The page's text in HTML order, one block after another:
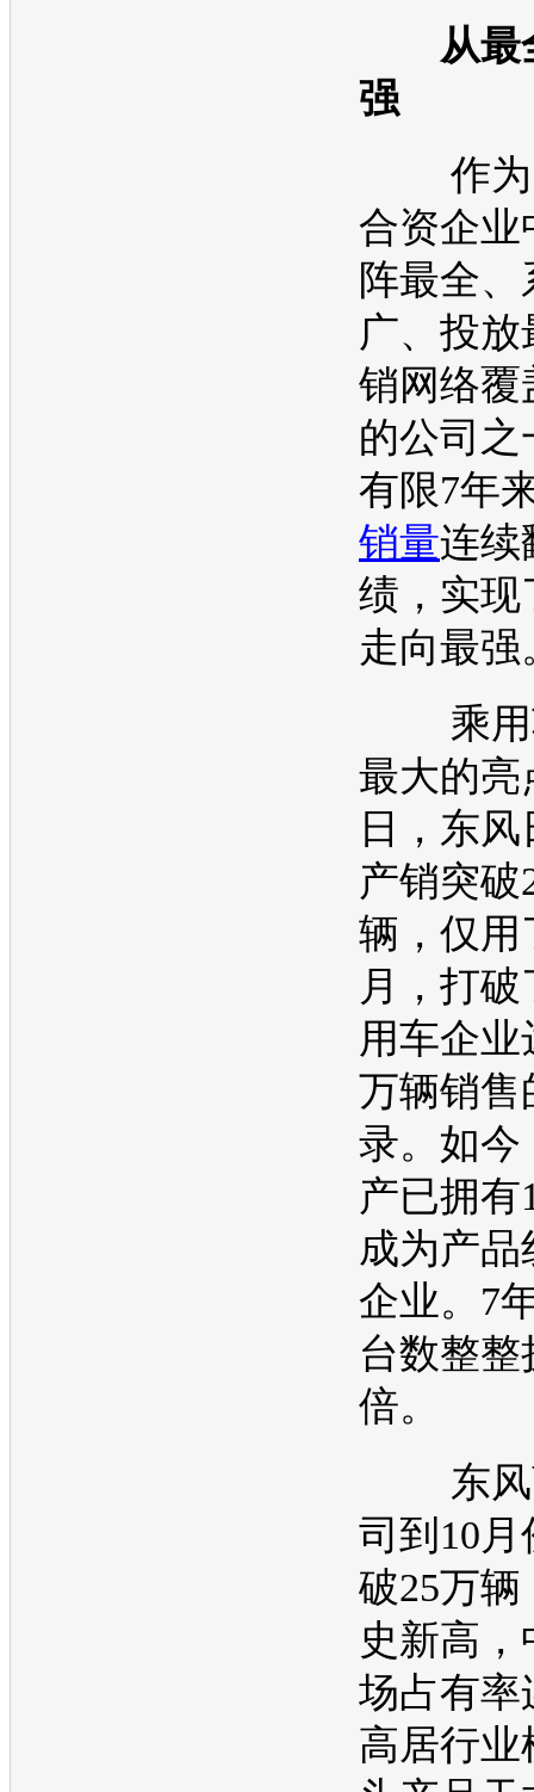
从最
强
作为
合资企业
阵最全、
广、投
销网络覆
的公司之
有限7年
销量连续
绩，实现
走向最强
乘用
最大的亮
日， 东风
产销突破
辆，仅用
月，打
用车企业
万辆销售
录。如今
产已拥有
成为产
企业。7
台数整整
倍。
东风
司到10
破25万
史新高
场占有率
高居行业